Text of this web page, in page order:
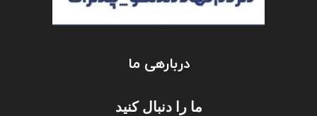
دربارهی ما
ما را دنبال کنید